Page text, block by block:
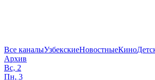
Все каналыУзбекскиеНовостныеКино
Архив
Вс, 2
Пн, 3